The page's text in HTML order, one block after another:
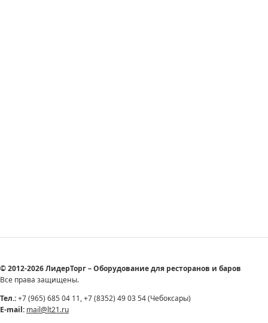
© 2012-2026 ЛидерТорг – Оборудование для ресторанов и баров
Все права защищены.
Тел.:+7 (965) 685 04 11, +7 (8352) 49 03 54 (Чебоксары)
E-mail: mail@lt21.ru